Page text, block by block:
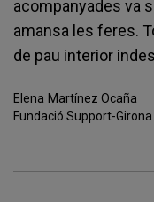
acompanyades va
amansa les feres.
de pau interior
Elena Martínez Ocaña
Fundació Support-Girona